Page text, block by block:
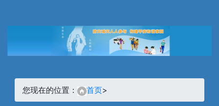
您现在的位置： 首页>